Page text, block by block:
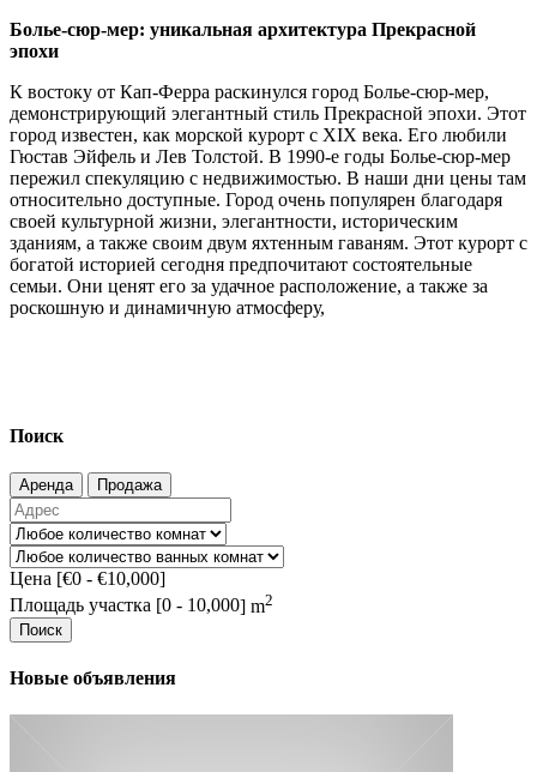
Болье-сюр-мер: уникальная архитектура Прекрасной
эпохи
К востоку от Кап-Ферра раскинулся город Болье-сюр-мер,
демонстрирующий элегантный стиль Прекрасной эпохи. Этот
город известен, как морской курорт с XIX века. Его любили
Гюстав Эйфель и Лев Толстой. В 1990-е годы Болье-сюр-мер
пережил спекуляцию с недвижимостью. В наши дни цены там
относительно доступные. Город очень популярен благодаря
своей культурной жизни, элегантности, историческим
зданиям, а также своим двум яхтенным гаваням. Этот курорт с
богатой историей сегодня предпочитают состоятельные
семьи. Они ценят его за удачное расположение, а также за
роскошную и динамичную атмосферу,
Поиск
Аренда Продажа
Цена [€0 - €10,000]
Площадь участка [0 - 10,000] m2
Поиск
Новые объявления